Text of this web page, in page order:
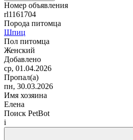
Номер объявления
rl1161704
Порода питомца
Шпиц
Пол питомца
Женский
Добавлено
ср, 01.04.2026
Пропал(а)
пн, 30.03.2026
Имя хозяина
Елена
Поиск PetBot
i